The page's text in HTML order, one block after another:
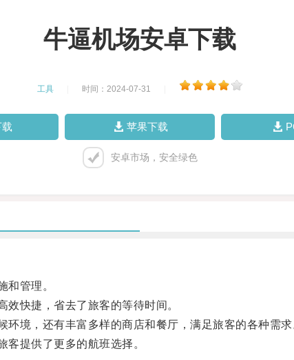
牛逼机场安卓下载
工具 时间：2024-07-31
苹果下载
安卓市场，安全绿色
管理。
快捷，省去了旅客的等待时间。
境，还有丰富多样的商店和餐厅，满足旅客的各种需求
提供了更多的航班选择。